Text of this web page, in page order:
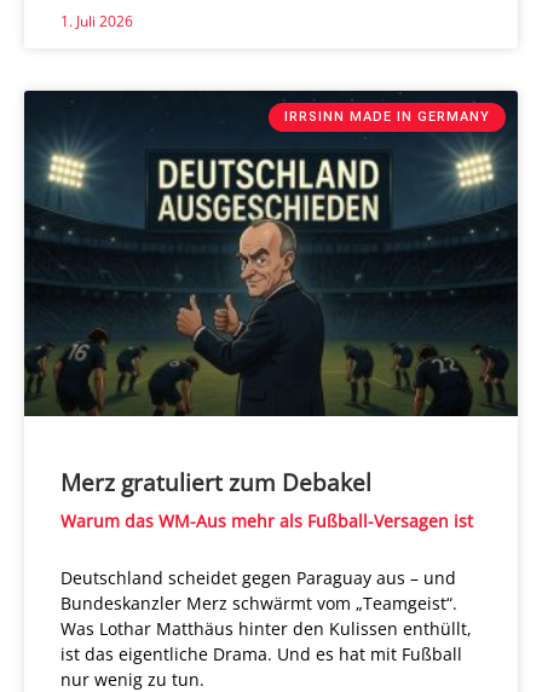
1. Juli 2026
IRRSINN MADE IN GERMANY
Merz gratuliert zum Debakel
Warum das WM-Aus mehr als Fußball-Versagen ist
Deutschland scheidet gegen Paraguay aus – und
Bundeskanzler Merz schwärmt vom „Teamgeist“.
Was Lothar Matthäus hinter den Kulissen enthüllt,
ist das eigentliche Drama. Und es hat mit Fußball
nur wenig zu tun.